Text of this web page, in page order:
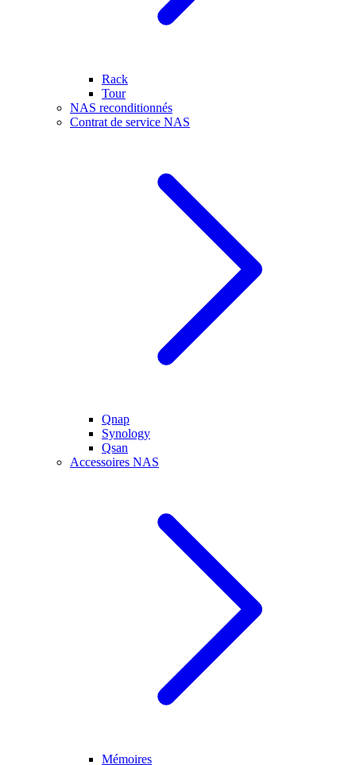
Rack
Tour
NAS reconditionnés
Contrat de service NAS
Qnap
Synology
Qsan
Accessoires NAS
Mémoires